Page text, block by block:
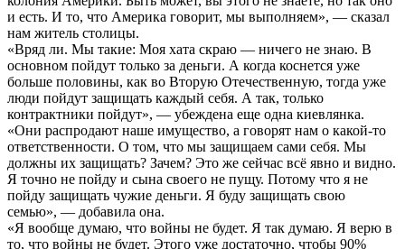
и есть. И то, что Америка говорит, мы выполняем», — сказал
нам житель столицы.
«Вряд ли. Мы такие: Моя хата скраю — ничего не знаю. В
основном пойдут только за деньги. А когда коснется уже
больше половины, как во Вторую Отечественную, тогда уже
люди пойдут защищать каждый себя. А так, только
контрактники пойдут», — убеждена еще одна киевлянка.
«Они распродают наше имущество, а говорят нам о какой-то
ответственности. О том, что мы защищаем сами себя. Мы
должны их защищать? Зачем? Это же сейчас всё явно и видно.
Я точно не пойду и сына своего не пущу. Потому что я не
пойду защищать чужие деньги. Я буду защищать свою
семью», — добавила она.
«Я вообще думаю, что войны не будет. Я так думаю. Я верю в
то, что войны не будет. Этого уже достаточно, чтобы 90%